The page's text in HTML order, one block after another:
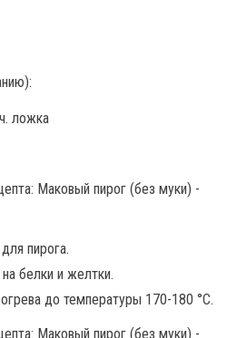
ложка
пирога.
белки и желтки.
до температуры 170-180 °С.